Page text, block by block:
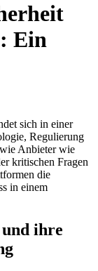
Ein
sich in einer
Regulierung
Anbieter wie
kritischen Fragen
die
in einem
ihre